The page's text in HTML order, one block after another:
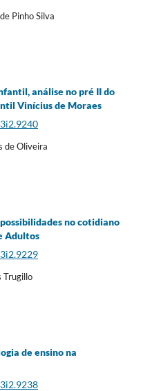
Pinho Silva
análise no pré II do
Vinícius de Moraes
de Oliveira
no cotidiano
Adultos
Trugillo
de ensino na